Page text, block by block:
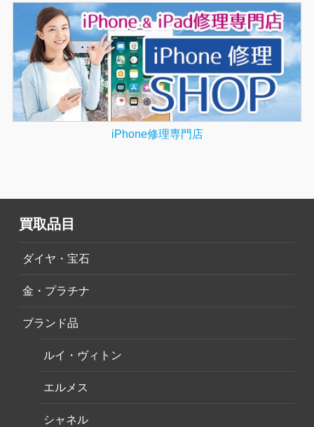
iPhone修理専門店
買取品目
ダイヤ・宝石
金・プラチナ
ブランド品
ルイ・ヴィトン
エルメス
シャネル